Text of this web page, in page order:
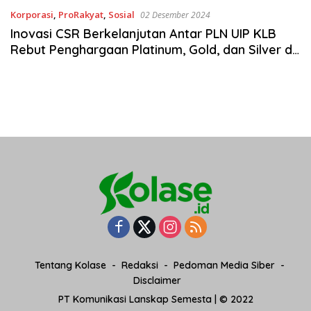
Korporasi, ProRakyat, Sosial 02 Desember 2024
Inovasi CSR Berkelanjutan Antar PLN UIP KLB
Rebut Penghargaan Platinum, Gold, dan Silver di
Tentang Kolase Redaksi
Pedoman Media Siber
Disclaimer
PT Komunikasi Lanskap Semesta | © 2022